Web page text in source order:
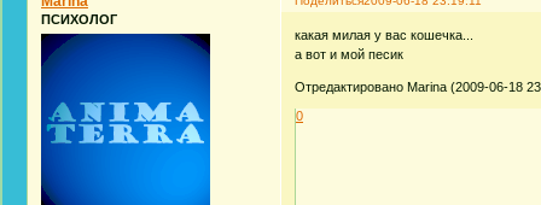
ПСИХОЛОГ
какая милая у вас кошечка...
а вот и мой песик
Отредактировано Marina (2009-06-18
0